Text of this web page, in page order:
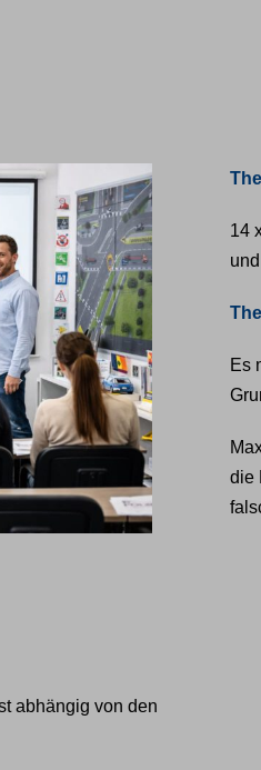
14
Es
die
abhängig von den